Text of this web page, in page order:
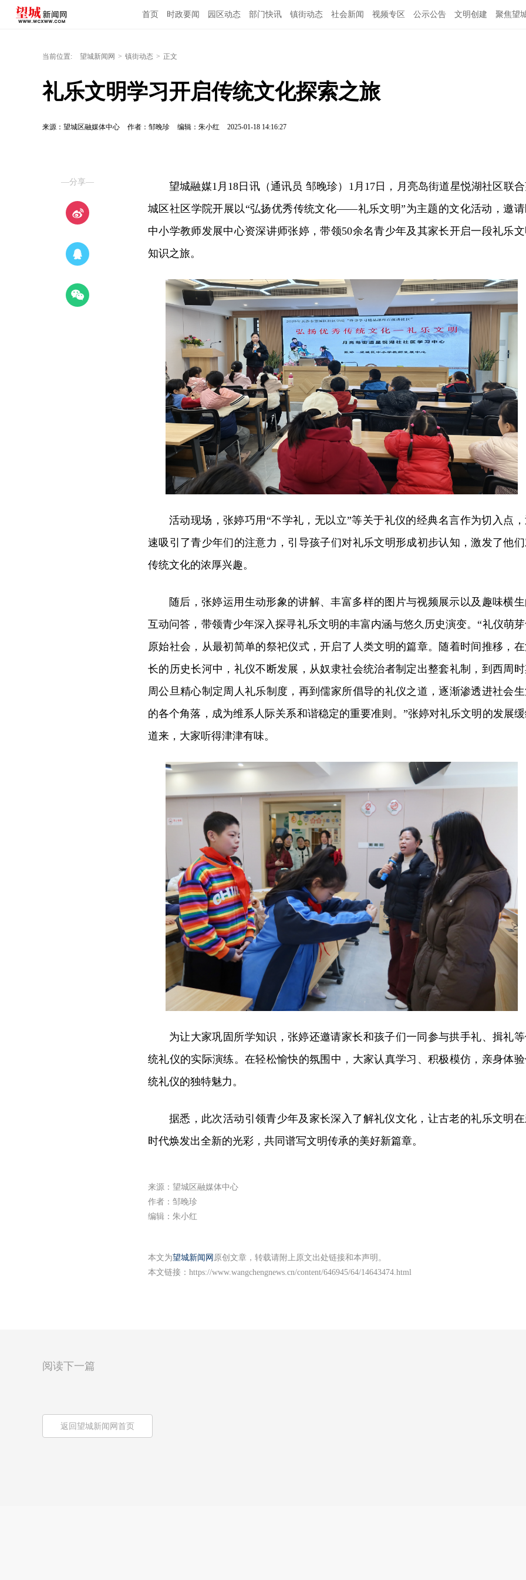
首页 时政要闻 园区动态 部门快讯 镇街动态 社会新闻 视频专区 公示公告 文明创建 聚焦望
当前位置: 望城新闻网 > 镇街动态 > 正文
礼乐文明学习开启传统文化探索之旅
来源：望城区融媒体中心 作者：邹晚珍 编辑：朱小红 2025-01-18 14:16:27
—分享—
望城融媒1月18日讯（通讯员 邹晚珍）1月17日，月亮岛街道星悦湖社区联
城区社区学院开展以“弘扬优秀传统文化——礼乐文明”为主题的文化活动，邀
中小学教师发展中心资深讲师张婷，带领50余名青少年及其家长开启一段礼乐
知识之旅。
活动现场，张婷巧用“不学礼，无以立”等关于礼仪的经典名言作为切入点
速吸引了青少年们的注意力，引导孩子们对礼乐文明形成初步认知 ，激发了他
传统文化的浓厚兴趣。
随后，张婷运用生动形象的讲解、丰富多样的图片与视频展示以及趣味横
互动问答，带领青少年深入探寻礼乐文明的丰富内涵与悠久历史演变。“礼仪萌
原始社会，从最初简单的祭祀仪式，开启了人类文明的篇章。随着时间推移，
长的历史长河中，礼仪不断发展，从奴隶社会统治者制定出整套礼制，到西周
周公旦精心制定周人礼乐制度，再到儒家所倡导的礼仪之道，逐渐渗透进社会
的各个角落，成为维系人际关系和谐稳定的重要准则。”张婷对礼乐文明的发展
道来，大家听得津津有味。
为让大家巩固所学知识，张婷还邀请家长和孩子们一同参与拱手礼、揖礼
统礼仪的实际演练。在轻松愉快的氛围中，大家认真学习、积极模仿，亲身体
统礼仪的独特魅力。
据悉，此次活动引领青少年及家长深入了解礼仪文化，让古老的礼乐文明
时代焕发出全新的光彩，共同谱写文明传承的美好新篇章。
来源：望城区融媒体中心
作者：邹晚珍
编辑：朱小红
本文为望城新闻网 原创文章，转载请附上原文出处链接和本声明。
本文链接： https://www.wangchengnews.cn/content/646945/64/14643474.html
阅读下一篇
返回望城新闻网首页